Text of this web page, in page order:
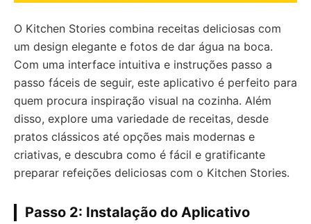
O Kitchen Stories combina receitas deliciosas com
um design elegante e fotos de dar água na boca.
Com uma interface intuitiva e instruções passo a
passo fáceis de seguir, este aplicativo é perfeito para
quem procura inspiração visual na cozinha. Além
disso, explore uma variedade de receitas, desde
pratos clássicos até opções mais modernas e
criativas, e descubra como é fácil e gratificante
preparar refeições deliciosas com o Kitchen Stories.
Passo 2: Instalação do Aplicativo